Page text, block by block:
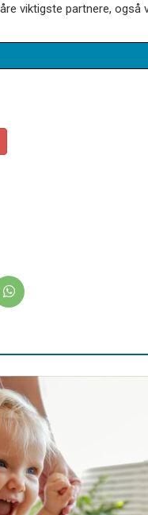
viktigste partnere,